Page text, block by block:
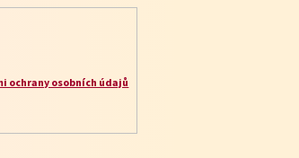
ochrany osobních údajů